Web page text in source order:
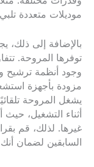
موديلات متعددة
بالإضافة إلى ذلك،
توفرها المروحة.
وجود أنظمة ترشيح
مزودة بأجهزة
يشغل المروحة
أثناء التشغيل،
غيرها. لذلك، قم
السابقين لضمان